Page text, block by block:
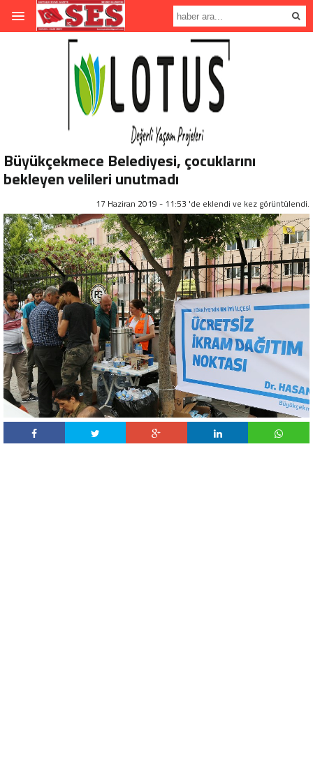
Büyükçekmece Belediyesi, çocuklarını
bekleyen velileri unutmadı
17 Haziran 2019 - 11:53 'de eklendi ve kez görüntülendi.